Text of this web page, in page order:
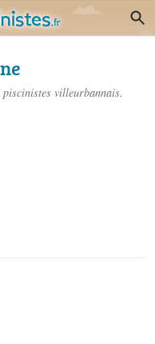
piscinistes villeurbannais.